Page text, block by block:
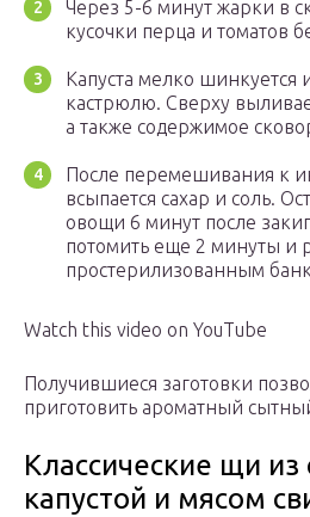
Через 5-6 минут жарки в
кусочки перца и томатов
Капуста мелко шинкуется
кастрюлю. Сверху
а также содержимое
После перемешивания к
всыпается сахар и соль.
овощи 6 минут после
потомить еще 2 минуты и
простерилизованным
Watch this video on YouTube
Получившиеся заготовки
приготовить ароматный
Классические щи из
капустой и мясом